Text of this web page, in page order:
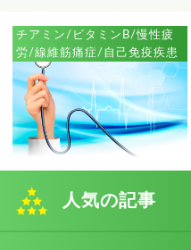
チアミン/ビタミンB/慢性疲
労/線維筋痛症/自己免疫疾患
人気の記事